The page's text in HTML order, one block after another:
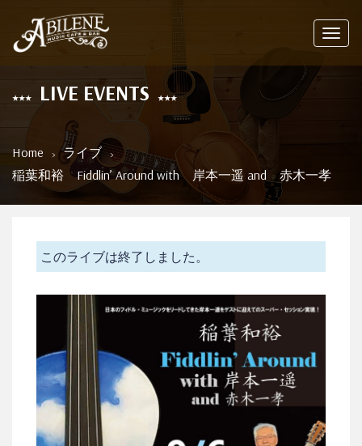
LIVE EVENTS
Home
ライブ
稲葉和裕 Fiddlin’ Around with 岸本一遥 and 赤木一孝
このライブは終了しました。